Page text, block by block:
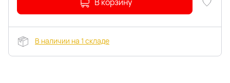
В наличии на 1 складе